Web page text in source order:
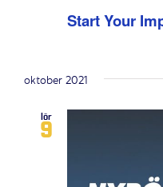
Start Your
oktober 2021
lör
9